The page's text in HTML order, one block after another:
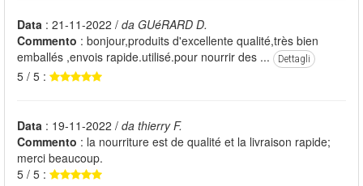
Data : 21-11-2022 / da GUéRARD D.
Commento : bonjour,produits d'excellente qualité,très bien
emballés ,envois rapide.utilisé.pour nourrir des ...
Dettagli
5 / 5 :
Data : 19-11-2022 / da thierry F.
Commento : la nourriture est de qualité et la livraison rapide;
merci beaucoup.
5 / 5 :